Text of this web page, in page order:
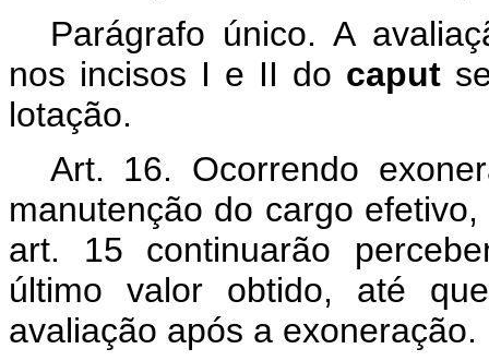
Parágrafo único. A
nos incisos I e II do caput
lotação.
Art. 16. Ocorrendo
manutenção do cargo
art. 15 continuarão
último valor obtido, até
avaliação após a exoneração.